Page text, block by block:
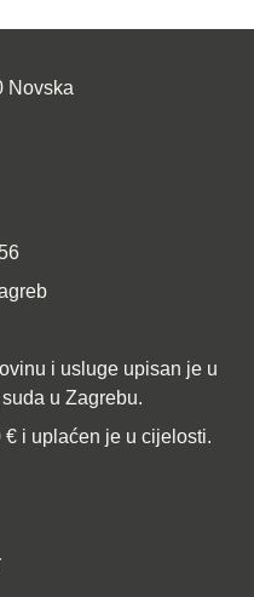
Novska
i usluge upisan je u
u Zagrebu.
i uplaćen je u cijelosti.